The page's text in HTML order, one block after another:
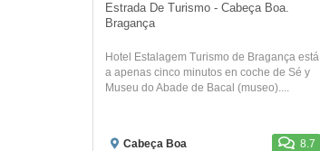
Estrada De Turismo - Cabeça Boa.
Bragança
Hotel Estalagem Turismo de Bragança está
a apenas cinco minutos en coche de Sé y
Museu do Abade de Bacal (museo)....
Cabeça Boa 8.7